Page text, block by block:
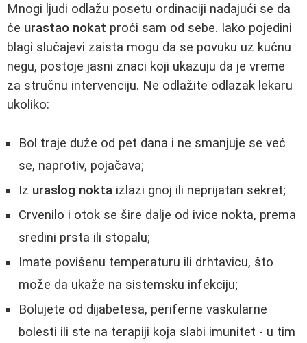
Mnogi ljudi odlažu posetu ordinaciji nadajući se da
će urastao nokat proći sam od sebe. Iako pojedini
blagi slučajevi zaista mogu da se povuku uz kućnu
negu, postoje jasni znaci koji ukazuju da je vreme
za stručnu intervenciju. Ne odlažite odlazak lekaru
ukoliko:
Bol traje duže od pet dana i ne smanjuje se već
se, naprotiv, pojačava;
Iz uraslog nokta izlazi gnoj ili neprijatan sekret;
Crvenilo i otok se šire dalje od ivice nokta, prema
sredini prsta ili stopalu;
Imate povišenu temperaturu ili drhtavicu, što
može da ukaže na sistemsku infekciju;
Bolujete od dijabetesa, periferne vaskularne
bolesti ili ste na terapiji koja slabi imunitet - u tim